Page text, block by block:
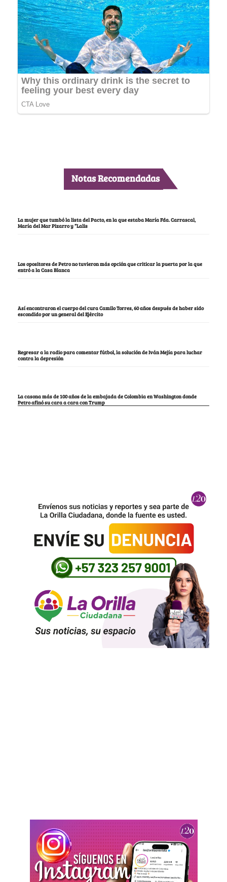
Notas Recomendadas
La mujer que tumbó la lista del Pacto, en la que estaba María Fda. Carrascal,
María del Mar Pizarro y “Lalis
Los opositores de Petro no tuvieron más opción que criticar la puerta por la que
entró a la Casa Blanca
Así encontraron el cuerpo del cura Camilo Torres, 60 años después de haber sido
escondido por un general del Ejército
Regresar a la radio para comentar fútbol, la solución de Iván Mejía para luchar
contra la depresión
La casona más de 100 años de la embajada de Colombia en Washington donde
Petro afinó su cara a cara con Trump